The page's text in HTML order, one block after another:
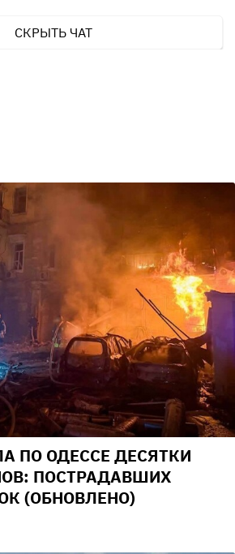
СКРЫТЬ ЧАТ
ПО ОДЕССЕ ДЕСЯТКИ
ПОСТРАДАВШИХ
(ОБНОВЛЕНО)